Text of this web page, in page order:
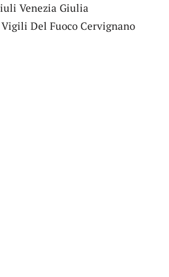
Venezia Giulia
Vigili Del Fuoco Cervignano